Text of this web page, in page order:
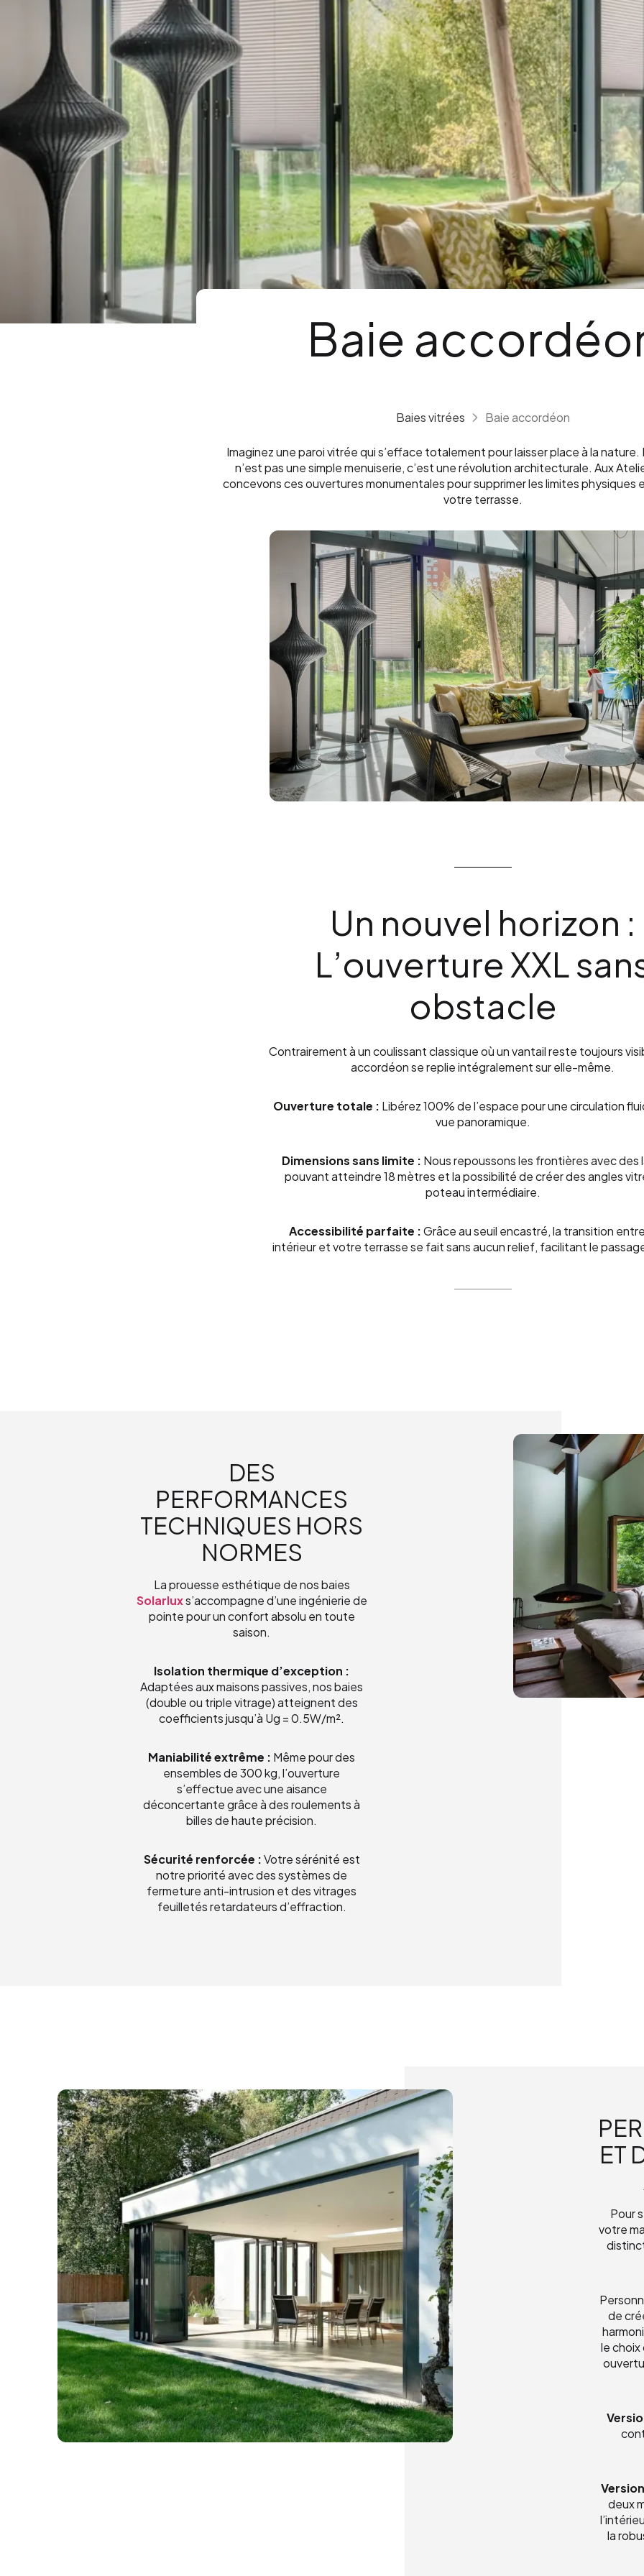
Menuiseries Notre savoir-faire & garanties Nos marques partenaires
Baie
Baies vitrées Baie accordéon
Imaginez une paroi vitrée qui s’efface totalement pour laisser place à la
n’est pas une simple menuiserie, c’est une révolution architecturale. Aux
concevons ces ouvertures monumentales pour supprimer les limites physiques
votre terrasse.
Un nouvel horizon :
L’ouverture XXL
obstacle
Contrairement à un coulissant classique où un vantail reste toujours
accordéon se replie intégralement sur elle-même.
Ouverture totale : Libérez 100% de l’espace pour une circulation
vue panoramique.
Dimensions sans limite : Nous repoussons les frontières avec des
pouvant atteindre 18 mètres et la possibilité de créer des angles
poteau intermédiaire.
Accessibilité parfaite :Grâce au seuil encastré, la transition
intérieur et votre terrasse se fait sans aucun relief, facilitant le
DES
PERFORMANCES
TECHNIQUES HORS
NORMES
La prouesse esthétique de nos baies
Solarluxs’accompagne d’une ingénierie de
pointe pour un confort absolu en toute
saison.
Isolation thermique d’exception :
Adaptées aux maisons passives, nos baies
(double ou triple vitrage) atteignent des
coefficients jusqu’à Ug = 0.5W/m².
Maniabilité extrême : Même pour des
ensembles de 300 kg, l’ouverture
s’effectue avec une aisance
déconcertante grâce à des roulements à
billes de haute précision.
Sécurité renforcée :Votre sérénité est
notre priorité avec des systèmes de
fermeture anti-intrusion et des vitrages
feuilletés retardateurs d’effraction.
ET
Pour
votre
de
le
deux
la